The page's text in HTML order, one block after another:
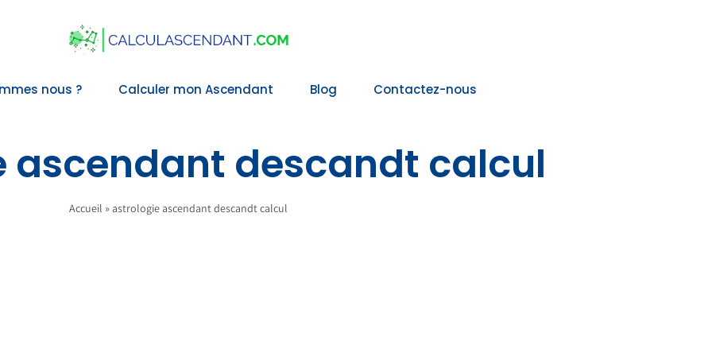
nous ? Calculer mon Ascendant Blog Contactez-nous
ascendant descandt calcul
Accueil »astrologie ascendant descandt calcul